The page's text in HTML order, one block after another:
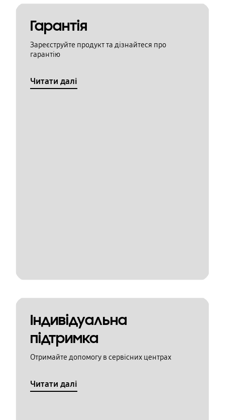
Гарантія
Зареєструйте продукт та дізнайтеся про
гарантію
Читати далі
Індивідуальна
підтримка
Отримайте допомогу в сервісних центрах
Читати далі